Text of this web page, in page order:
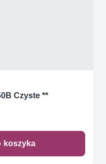
Czyste **
koszyka